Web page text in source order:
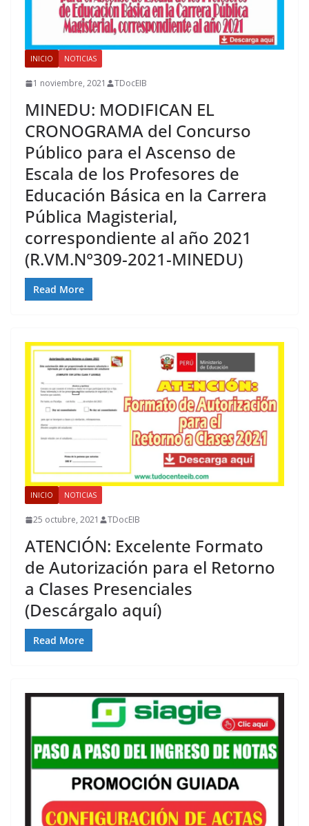
INICIO NOTICIAS
1 noviembre, 2021 TDocEIB
MINEDU: MODIFICAN EL
CRONOGRAMA del Concurso
Público para el Ascenso de
Escala de los Profesores de
Educación Básica en la Carrera
Pública Magisterial,
correspondiente al año 2021
(R.VM.N°309-2021-MINEDU)
Read More
INICIO NOTICIAS
25 octubre, 2021 TDocEIB
ATENCIÓN: Excelente Formato
de Autorización para el Retorno
a Clases Presenciales
(Descárgalo aquí)
Read More